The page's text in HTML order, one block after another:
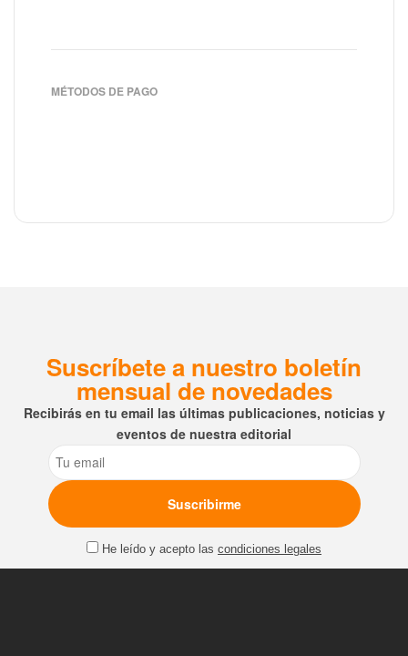
MÉTODOS DE PAGO
Suscríbete a nuestro boletín
mensual de novedades
Recibirás en tu email las últimas publicaciones, noticias y
eventos de nuestra editorial
Email
He leído y acepto las condiciones legales